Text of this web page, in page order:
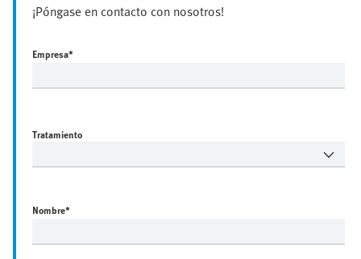
¡Póngase en contacto con nosotros!
Empresa*
Tratamiento
Nombre*